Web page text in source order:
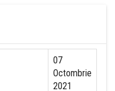
07
Octombrie
2021